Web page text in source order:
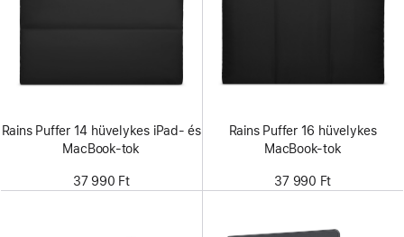
Rains Puffer 14 hüvelykes iPad- és
MacBook-tok
37 990 Ft
Rains Puffer 16 hüvelykes
MacBook-tok
37 990 Ft